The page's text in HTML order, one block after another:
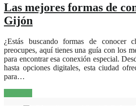
Las mejores formas de
Gijón
¿Estás buscando formas de conocer
preocupes, aquí tienes una guía con los
para encontrar esa conexión especial.
hasta opciones digitales, esta ciudad
para…